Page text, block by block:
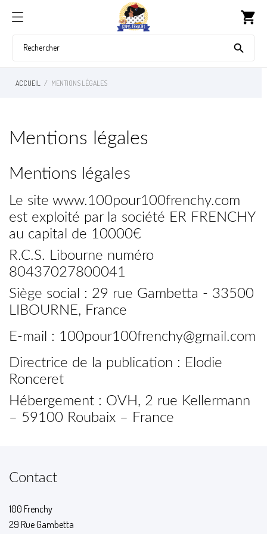
shopping_cart

ACCUEIL MENTIONS LÉGALES
Mentions légales
Mentions légales
Le site www.100pour100frenchy.com
est exploité par la société ER FRENCHY
au capital de 10000€
R.C.S. Libourne numéro
80437027800041
Siège social : 29 rue Gambetta - 33500
LIBOURNE, France
E-mail : 100pour100frenchy@gmail.com
Directrice de la publication : Elodie
Ronceret
Hébergement : OVH, 2 rue Kellermann
– 59100 Roubaix – France
Contact
100 Frenchy
29 Rue Gambetta